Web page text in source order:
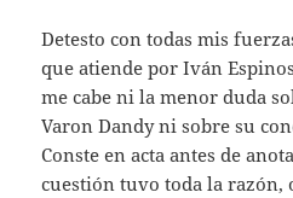
Detesto con todas mis
que atiende por Iván
me cabe ni la menor duda
Varon Dandy ni sobre su
Conste en acta antes de
cuestión tuvo toda la razón,